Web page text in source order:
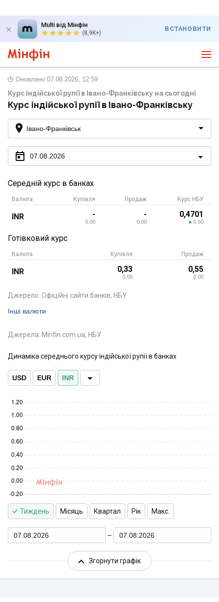
Multi від Мінфін
(8,9K+)
ВСТАНОВИТИ
Оновлено 07.08.2026, 12:59
Курс індійської рупії в Івано-Франківську на сьогодні
Курс індійської рупії в Івано-Франківську
Івано-Франківськ
07.08.2026
Середній курс в банках
Валюта Купівля Продаж Курс НБУ
INR -
0.00
-
0.00
0,4701
0.00
Готівковий курс
Валюта Купівля Продаж
INR 0,33
0.00
0,55
0.00
Інші валюти
Джерело: Офіційні сайти банків, НБУ
Джерела: Minfin.com.ua, НБУ
Динаміка середнього курсу індійської рупії в банках
USD EUR INR
Тиждень Місяць Квартал Рік Макс.
07.08.2026 07.08.2026
Згорнути графік